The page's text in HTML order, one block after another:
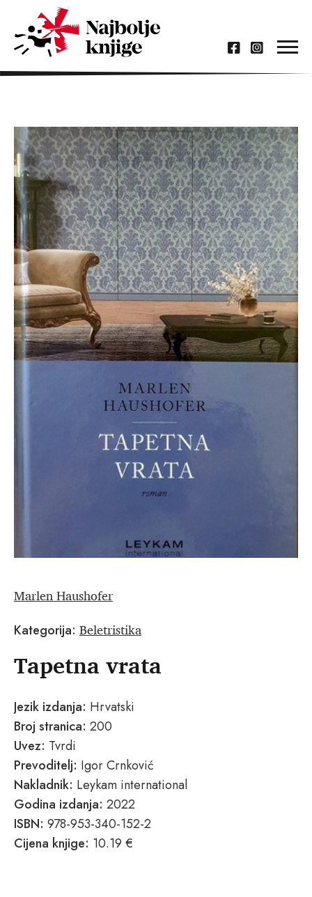
Marlen Haushofer
Kategorija: Beletristika
Tapetna vrata
Jezik izdanja: Hrvatski
Broj stranica: 200
Uvez: Tvrdi
Prevoditelj: Igor Crnković
Nakladnik: Leykam international
Godina izdanja: 2022
ISBN: 978-953-340-152-2
Cijena knjige: 10.19 €